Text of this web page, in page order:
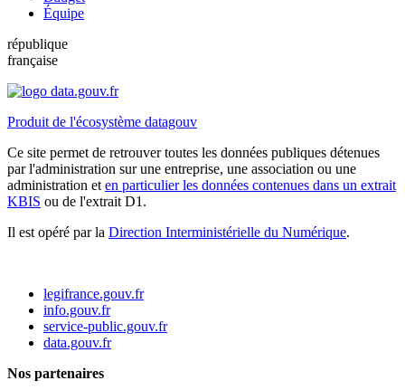
Équipe
république
française
Produit de l'écosystème datagouv
Ce site permet de retrouver toutes les données publiques détenues
par l'administration sur une entreprise, une association ou une
administration et en particulier les données contenues dans un extrait
KBIS ou de l'extrait D1.
Il est opéré par la Direction Interministérielle du Numérique.
legifrance.gouv.fr
info.gouv.fr
service-public.gouv.fr
data.gouv.fr
Nos partenaires